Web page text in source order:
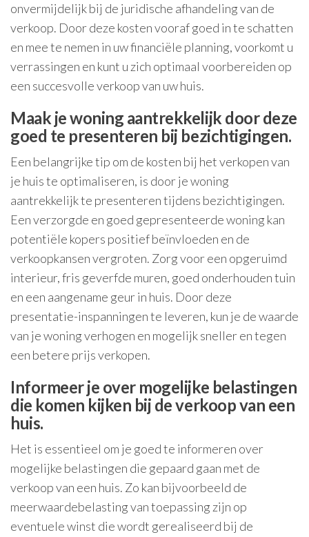
onvermijdelijk bij de juridische afhandeling van de
verkoop. Door deze kosten vooraf goed in te schatten
en mee te nemen in uw financiële planning, voorkomt u
verrassingen en kunt u zich optimaal voorbereiden op
een succesvolle verkoop van uw huis.
Maak je woning aantrekkelijk door deze
goed te presenteren bij bezichtigingen.
Een belangrijke tip om de kosten bij het verkopen van
je huis te optimaliseren, is door je woning
aantrekkelijk te presenteren tijdens bezichtigingen.
Een verzorgde en goed gepresenteerde woning kan
potentiële kopers positief beïnvloeden en de
verkoopkansen vergroten. Zorg voor een opgeruimd
interieur, fris geverfde muren, goed onderhouden tuin
en een aangename geur in huis. Door deze
presentatie-inspanningen te leveren, kun je de waarde
van je woning verhogen en mogelijk sneller en tegen
een betere prijs verkopen.
Informeer je over mogelijke belastingen
die komen kijken bij de verkoop van een
huis.
Het is essentieel om je goed te informeren over
mogelijke belastingen die gepaard gaan met de
verkoop van een huis. Zo kan bijvoorbeeld de
meerwaardebelasting van toepassing zijn op
eventuele winst die wordt gerealiseerd bij de